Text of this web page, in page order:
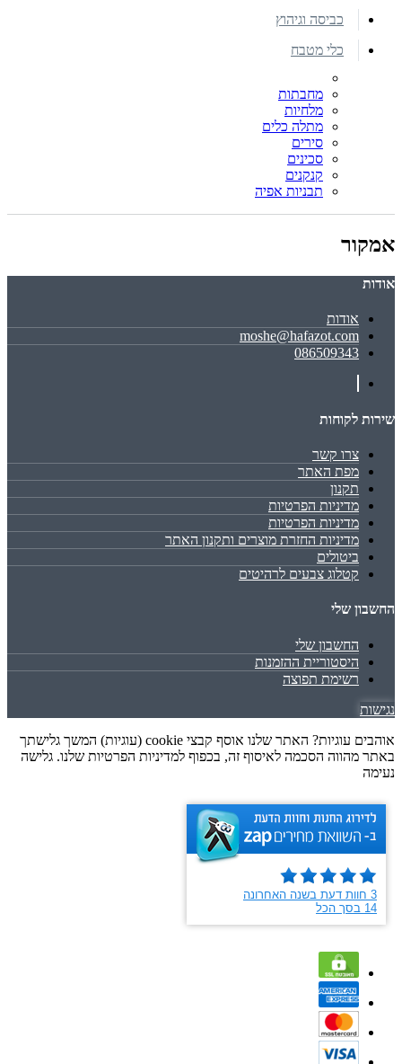
כביסה וגיהוץ
כלי מטבח
מחבתות
מלחיות
מתלה כלים
סירים
סכינים
קנקנים
תבניות אפיה
אמקור
אודות
אודות
moshe@hafazot.com
086509343
שירות לקוחות
צרו קשר
מפת האתר
תקנון
מדיניות הפרטיות
מדיניות הפרטיות
מדיניות החזרת מוצרים ותקנון האתר
ביטולים
קטלוג צבעים לרהיטים
החשבון שלי
החשבון שלי
היסטוריית ההזמנות
רשימת תפוצה
נגישות
אוהבים עוגיות? האתר שלנו אוסף קבצי cookie (עוגיות) המשך גלישתך
באתר מהווה הסכמה לאיסוף זה, בכפוף למדיניות הפרטיות שלנו. גלישה
נעימה